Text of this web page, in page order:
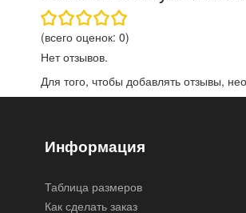
(всего оценок: 0)
Нет отзывов.
Для того, чтобы добавлять отзывы,
Информация
Таблица размеров
Как сделать заказ